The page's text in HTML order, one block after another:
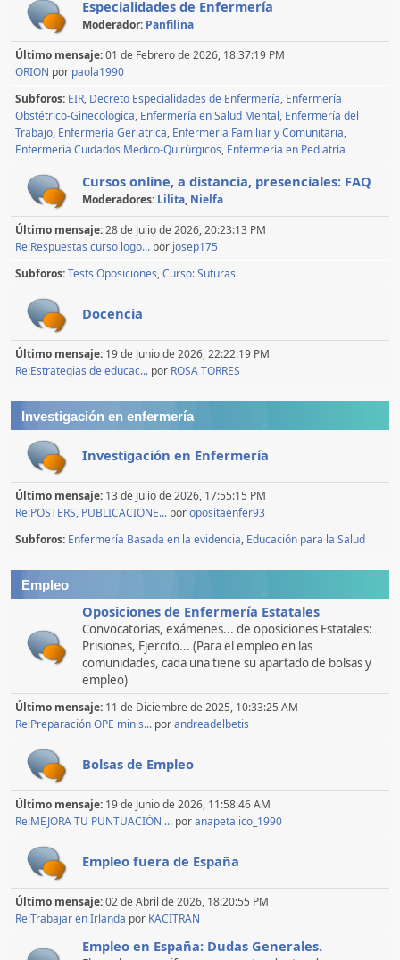
Especialidades de Enfermería
Moderador: Panfilina
Último mensaje:01 de Febrero de 2026, 18:37:19 PM
ORION por paola1990
Subforos EIR Decreto Especialidades de Enfermería Enfermería
Obstétrico-Ginecológica Enfermería en Salud Mental Enfermería del
Trabajo Enfermería Geriatrica Enfermería Familiar y Comunitaria
Enfermería Cuidados Medico-Quirúrgicos Enfermería en Pediatría
Cursos online, a distancia, presenciales: FAQ
Moderadores: Lilita, Nielfa
Último mensaje:28 de Julio de 2026, 20:23:13 PM
Re:Respuestas curso logo... por josep175
Subforos Tests Oposiciones Curso: Suturas
Docencia
Último mensaje: 19 de Junio de 2026, 22:22:19 PM
Re:Estrategias de educac... por ROSA TORRES
Investigación en enfermería
Investigación en Enfermería
Último mensaje: 13 de Julio de 2026, 17:55:15 PM
Re:POSTERS, PUBLICACIONE... poropositaenfer93
Subforos Enfermería Basada en la evidencia Educación para la Salud
Empleo
Oposiciones de Enfermería Estatales
Convocatorias, exámenes... de oposiciones Estatales:
Prisiones, Ejercito... (Para el empleo en las
comunidades, cada una tiene su apartado de bolsas y
empleo)
Último mensaje: 11 de Diciembre de 2025, 10:33:25 AM
Re:Preparación OPE minis... porandreadelbetis
Bolsas de Empleo
Último mensaje: 19 de Junio de 2026, 11:58:46 AM
Re:MEJORA TU PUNTUACIÓN ... poranapetalico_1990
Empleo fuera de España
Último mensaje:02 de Abril de 2026, 18:20:55 PM
Re:Trabajar en Irlanda por KACITRAN
Empleo en España: Dudas Generales.